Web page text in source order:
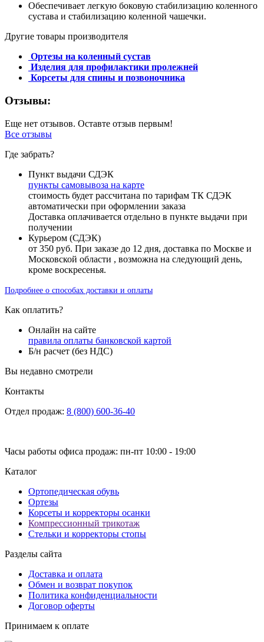
Обеспечивает легкую боковую стабилизацию коленного
сустава и стабилизацию коленной чашечки.
Другие товары производителя
Ортезы на коленный сустав
Изделия для профилактики пролежней
Корсеты для спины и позвоночника
Отзывы:
Еще нет отзывов. Оставте отзыв первым!
Все отзывы
Где забрать?
Пункт выдачи СДЭК
пункты самовывоза на карте
стоимость будет рассчитана по тарифам ТК СДЭК
автоматически при оформлении заказа
Доставка оплачивается отдельно в пункте выдачи при
получении
Курьером (СДЭК)
от 350 руб. При заказе до 12 дня, доставка по Москве и
Московской области , возможна на следующий день,
кроме воскресенья.
Подробнее о способах доставки и оплаты
Как оплатить?
Онлайн на сайте
правила оплаты банковской картой
Б/н расчет (без НДС)
Вы недавно смотрели
Контакты
Отдел продаж: 8 (800) 600-36-40
Часы работы офиса продаж: пн-пт 10:00 - 19:00
Каталог
Ортопедическая обувь
Ортезы
Корсеты и корректоры осанки
Компрессионный трикотаж
Стельки и корректоры стопы
Разделы сайта
Доставка и оплата
Обмен и возврат покупок
Политика конфиденциальности
Договор оферты
Принимаем к оплате